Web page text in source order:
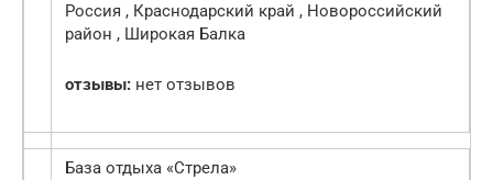
Россия , Краснодарский край , Новороссийский
район , Широкая Балка
отзывы: нет отзывов
База отдыха «Стрела»